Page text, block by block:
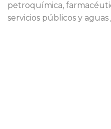
petroquímica,
servicios públicos y aguas